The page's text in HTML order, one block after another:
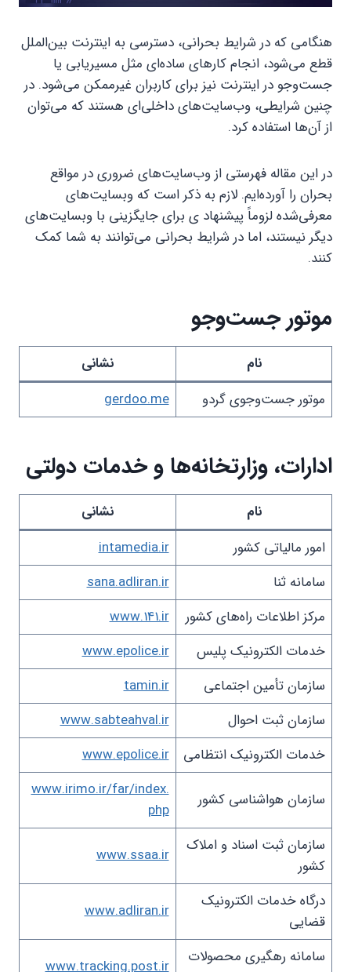
هنگامی که در شرایط بحرانی، دسترسی به اینترنت بین‌الملل
قطع می‌شود، انجام کارهای ساده‌ای مثل مسیریابی یا
جست‌وجو در اینترنت نیز برای کاربران غیرممکن می‌شود. در
چنین شرایطی، وب‌سایت‌های داخلی‌ای هستند که می‌توان
از آن‌ها استفاده کرد.
در این مقاله فهرستی از وب‌سایت‌های ضروری در مواقع
بحران را آورده‌ایم. لازم به ذکر است که وبسایت‌های
معرفی‌شده لزوماً پیشنهاد ی برای جایگزینی با وبسایت‌های
دیگر نیستند، اما در شرایط بحرانی می‌توانند به شما کمک
کنند.
موتور جست‌وجو
نام
نشانی
موتور جست‌وجوی گردو
gerdoo.me
ادارات، وزارتخانه‌ها و خدمات دولتی
نام
نشانی
امور مالیاتی کشور
intamedia.ir
سامانه ثنا
sana.adliran.ir
مرکز اطلاعات راه‌های کشور
www.141.ir
خدمات الکترونیک پلیس
www.epolice.ir
سازمان تأمین اجتماعی
tamin.ir
سازمان ثبت احوال
www.sabteahval.ir
خدمات الکترونیک انتظامی
www.epolice.ir
سازمان هواشناسی کشور
www.irimo.ir/far/index.
php
سازمان ثبت اسناد و املاک
کشور
www.ssaa.ir
درگاه خدمات الکترونیک
قضایی
www.adliran.ir
سامانه رهگیری محصولات
www.tracking.post.ir